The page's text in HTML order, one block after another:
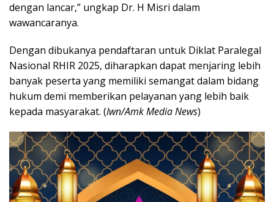
dengan lancar,” ungkap Dr. H Misri dalam
wawancaranya.
Dengan dibukanya pendaftaran untuk Diklat Paralegal
Nasional RHIR 2025, diharapkan dapat menjaring lebih
banyak peserta yang memiliki semangat dalam bidang
hukum demi memberikan pelayanan yang lebih baik
kepada masyarakat. (Iwn/Amk Media News)